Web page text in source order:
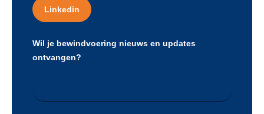
Linkedin
Wil je bewindvoering nieuws en updates
ontvangen?